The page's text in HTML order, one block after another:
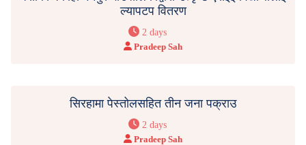
ल्यापटप वितरण
2 days
Pradeep Sah
सिरहामा पेस्तोलसहित तीन जना पक्राउ
2 days
Pradeep Sah